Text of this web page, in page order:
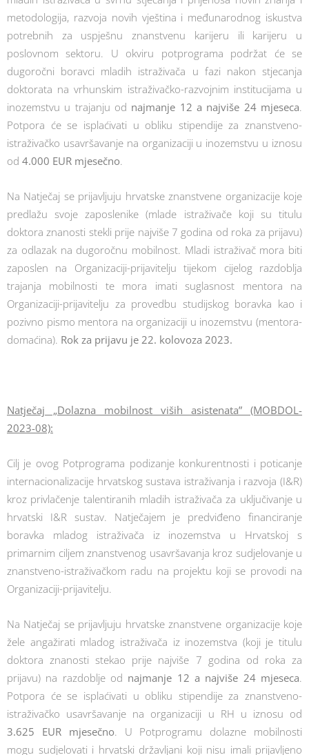
metodologija, razvoja novih vještina i međunarodnog iskustva
potrebnih za uspješnu znanstvenu karijeru ili karijeru u
poslovnom sektoru. U okviru potprograma podržat će se
dugoročni boravci mladih istraživača u fazi nakon stjecanja
doktorata na vrhunskim istraživačko-razvojnim institucijama u
inozemstvu u trajanju od najmanje 12 a najviše 24 mjeseca.
Potpora će se isplaćivati u obliku stipendije za znanstveno-
istraživačko usavršavanje na organizaciji u inozemstvu u iznosu
od 4.000 EUR mjesečno.
Na Natječaj se prijavljuju hrvatske znanstvene organizacije koje
predlažu svoje zaposlenike (mlade istraživače koji su titulu
doktora znanosti stekli prije najviše 7 godina od roka za prijavu)
za odlazak na dugoročnu mobilnost. Mladi istraživač mora biti
zaposlen na Organizaciji-prijavitelju tijekom cijelog razdoblja
trajanja mobilnosti te mora imati suglasnost mentora na
Organizaciji-prijavitelju za provedbu studijskog boravka kao i
pozivno pismo mentora na organizaciji u inozemstvu (mentora-
domaćina). Rok za prijavu je 22. kolovoza 2023.
Natječaj „Dolazna mobilnost viših asistenata” (MOBDOL-
2023-08):
Cilj je ovog Potprograma podizanje konkurentnosti i poticanje
internacionalizacije hrvatskog sustava istraživanja i razvoja (I&R)
kroz privlačenje talentiranih mladih istraživača za uključivanje u
hrvatski I&R sustav. Natječajem je predviđeno financiranje
boravka mladog istraživača iz inozemstva u Hrvatskoj s
primarnim ciljem znanstvenog usavršavanja kroz sudjelovanje u
znanstveno-istraživačkom radu na projektu koji se provodi na
Organizaciji-prijavitelju.
Na Natječaj se prijavljuju hrvatske znanstvene organizacije koje
žele angažirati mladog istraživača iz inozemstva (koji je titulu
doktora znanosti stekao prije najviše 7 godina od roka za
prijavu) na razdoblje od najmanje 12 a najviše 24 mjeseca.
Potpora će se isplaćivati u obliku stipendije za znanstveno-
istraživačko usavršavanje na organizaciji u RH u iznosu od
3.625 EUR mjesečno. U Potprogramu dolazne mobilnosti
mogu sudjelovati i hrvatski državljani koji nisu imali prijavljeno